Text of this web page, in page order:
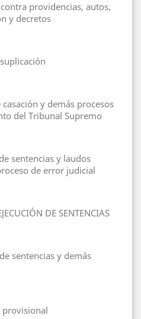
providencias, autos,
y decretos
y demás procesos
del Tribunal Supremo
sentencias y laudos
de error judicial
DE SENTENCIAS
sentencias y demás
provisional